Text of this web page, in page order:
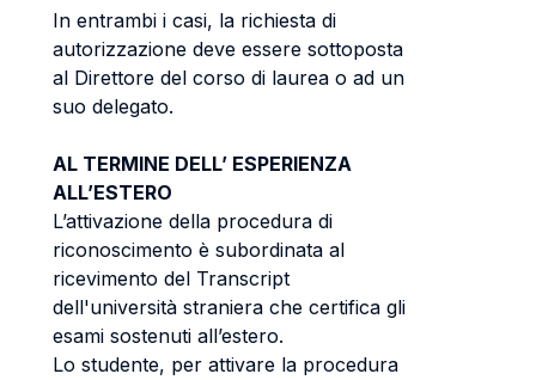
In entrambi i casi, la richiesta di
autorizzazione deve essere sottoposta
al Direttore del corso di laurea o ad un
suo delegato.
AL TERMINE DELL’ ESPERIENZA
ALL’ESTERO
L’attivazione della procedura di
riconoscimento è subordinata al
ricevimento del Transcript
dell'università straniera che certifica gli
esami sostenuti all’estero.
Lo studente, per attivare la procedura